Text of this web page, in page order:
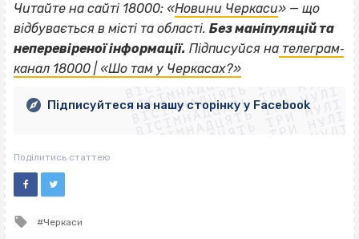
Читайте на сайті 18000: «Новини Черкаси» — що
відбувається в місті та області. Без маніпуляцій та
неперевіреної інформації. Підписуйся на телеграм‐
канал 18000 | «Шо там у Черкасах?»
ВІСІМНАДЦЯТЬ ТРИ НУЛІ
ВІСІМНАДЦЯТЬ ТРИ НУЛІ
ВІСІМНАДЦЯТЬ ТРИ НУЛІ
ВІСІМНАДЦЯТЬ ТРИ НУЛІ
ВІСІМНАДЦЯТЬ ТРИ НУЛІ
ВІСІМНАДЦЯТЬ ТРИ НУЛІ
ВІСІМНАДЦЯТЬ ТРИ НУЛІ
ВІСІМНАДЦЯТЬ ТРИ НУЛІ
Підписуйтеся на нашу сторінку у Facebook
Поділитись статтею
Tagged
Черкаси